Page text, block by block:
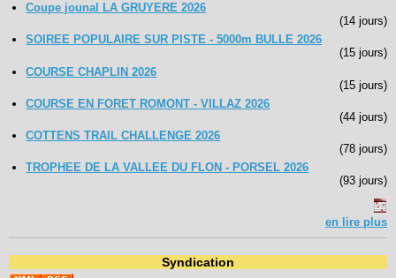
Coupe jounal LA GRUYERE 2026
(14 jours)
SOIREE POPULAIRE SUR PISTE - 5000m BULLE 2026
(15 jours)
COURSE CHAPLIN 2026
(15 jours)
COURSE EN FORET ROMONT - VILLAZ 2026
(44 jours)
COTTENS TRAIL CHALLENGE 2026
(78 jours)
TROPHEE DE LA VALLEE DU FLON - PORSEL 2026
(93 jours)
en lire plus
Syndication